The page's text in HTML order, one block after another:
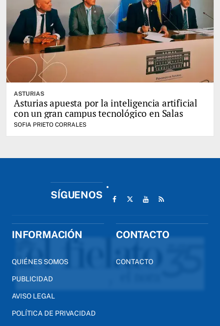
ASTURIAS
Asturias apuesta por la inteligencia artificial
con un gran campus tecnológico en Salas
SOFIA PRIETO CORRALES
SÍGUENOS
INFORMACIÓN
QUIÉNES SOMOS
PUBLICIDAD
AVISO LEGAL
POLÍTICA DE PRIVACIDAD
CONTACTO
CONTACTO